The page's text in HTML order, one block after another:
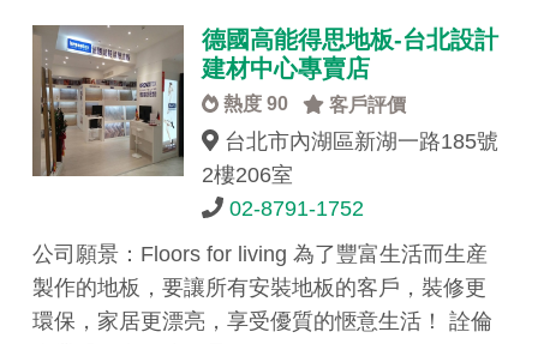
德國高能得思地板-台北設計
建材中心專賣店
熱度 90 客戶評價
台北市內湖區新湖一路185號
2樓206室
02-8791-1752
公司願景：Floors for living 為了豐富生活而生産
製作的地板，要讓所有安裝地板的客戶，裝修更
環保，家居更漂亮，享受優質的愜意生活！ 詮倫